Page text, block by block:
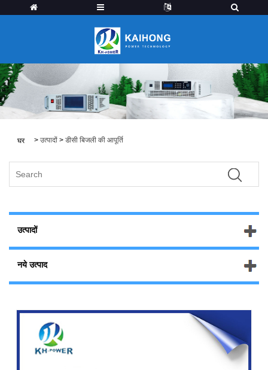
घर > उत्पादों > डीसी बिजली की आपूर्ति
उत्पादों
नये उत्पाद